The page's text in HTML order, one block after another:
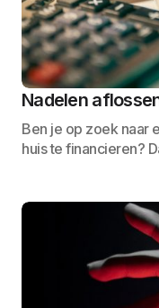
Nadelen
Ben je op zoek naar
huis te financieren?